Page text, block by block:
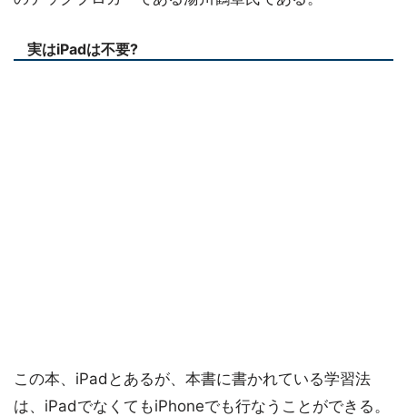
実はiPadは不要?
この本、iPadとあるが、本書に書かれている学習法
は、iPadでなくてもiPhoneでも行なうことができる。